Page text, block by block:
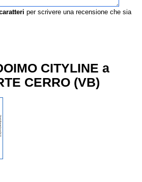
per scrivere una recensione che sia
CITYLINE a
CERRO (VB)